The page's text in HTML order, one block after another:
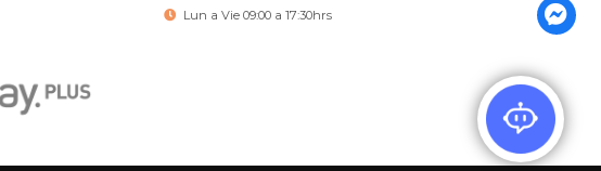
Lun a Vie 09:00 a 17:30hrs